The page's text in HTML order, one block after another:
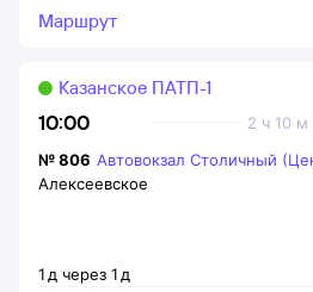
Маршрут
10:00 2 ч 10 м
Казанское ПАТП-1
1 д через 1 д
№806 Автовокзал Столичный
Алексеевское